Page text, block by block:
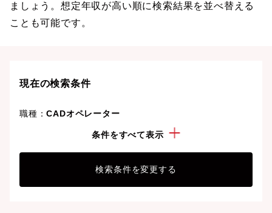
ましょう。想定年収が高い順に検索結果を並べ替える
ことも可能です。
現在の検索条件
職種：CADオペレーター
条件をすべて表示
検索条件を変更する